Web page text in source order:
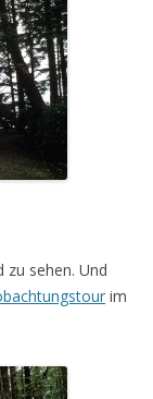
zu sehen. Und
im